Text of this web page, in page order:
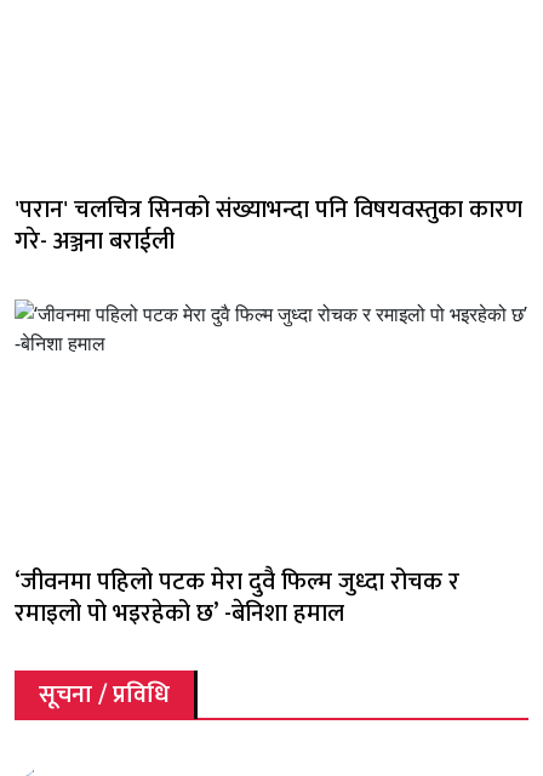
'परान' चलचित्र सिनको संख्याभन्दा पनि विषयवस्तुका कारण
गरे- अञ्जना बराईली
‘जीवनमा पहिलो पटक मेरा दुवै फिल्म जुध्दा रोचक र
रमाइलो पो भइरहेको छ’ -बेनिशा हमाल
सूचना / प्रविधि